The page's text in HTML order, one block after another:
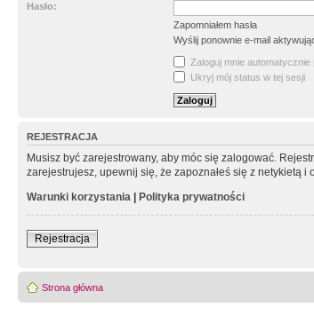
Hasło:
Zapomniałem hasła
Wyślij ponownie e-mail
Zaloguj mnie
Ukryj mój status w tej sesji
REJESTRACJA
Musisz być zarejestrowany, aby móc się zalogować.
zarejestrujesz, upewnij się, że zapoznałeś się z netykietą
Warunki korzystania | Polityka prywatności
Rejestracja
Strona główna